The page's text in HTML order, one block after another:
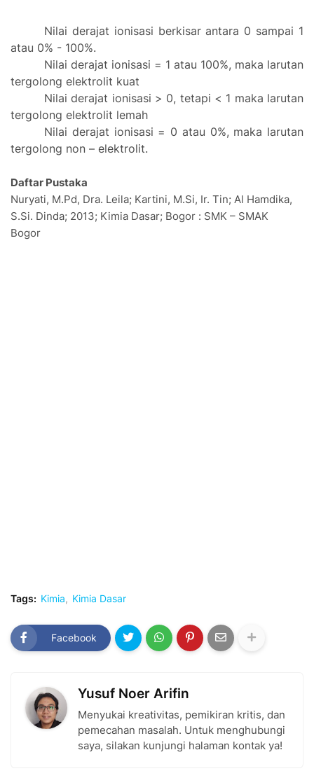
Nilai derajat ionisasi berkisar antara 0 sampai 1
atau 0% - 100%.
Nilai derajat ionisasi = 1 atau 100%, maka larutan
tergolong elektrolit kuat
Nilai derajat ionisasi > 0, tetapi < 1 maka larutan
tergolong elektrolit lemah
Nilai derajat ionisasi = 0 atau 0%, maka larutan
tergolong non – elektrolit.
Daftar Pustaka
Nuryati, M.Pd, Dra. Leila; Kartini, M.Si, Ir. Tin; Al Hamdika,
S.Si. Dinda; 2013; Kimia Dasar; Bogor : SMK – SMAK
Bogor
Tags: Kimia Kimia Dasar
Facebook
Yusuf Noer Arifin
Menyukai kreativitas, pemikiran kritis, dan
pemecahan masalah. Untuk menghubungi
saya, silakan kunjungi halaman kontak ya!